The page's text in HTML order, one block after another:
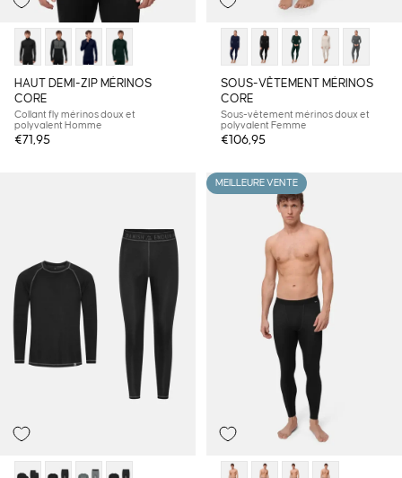
HAUT DEMI-ZIP MÉRINOS
CORE
Collant fly mérinos doux et
polyvalent Homme
€71,95
SOUS-VÊTEMENT MÉRINOS
CORE
Sous-vêtement mérinos doux et
polyvalent Femme
€106,95
MEILLEURE VENTE